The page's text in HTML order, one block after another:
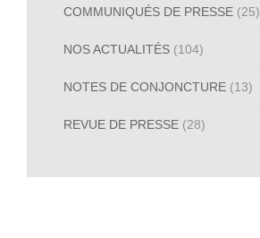
COMMUNIQUÉS DE PRESSE (25)
NOS ACTUALITÉS (104)
NOTES DE CONJONCTURE (13)
REVUE DE PRESSE (28)